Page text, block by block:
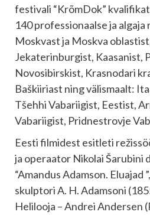
festivali “KrõmDok”
140 professionaalse ja
Moskvast ja Moskva
Jekaterinburgist, Kaasanist,
Novosibirskist, Krasnodari
Baškiiriast ning välismaalt:
Tšehhi Vabariigist, Eestist,
Vabariigist, Pridnestrovje
Eesti filmidest esitleti
ja operaator Nikolai Šarubini
“Amandus Adamson. Eluajad
skulptori A. H. Adamsoni
Helilooja – Andrei Andersen